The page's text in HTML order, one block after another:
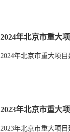
2024年北京市重大
2024年北京市重大项
2023年北京市重大
2023年北京市重大项